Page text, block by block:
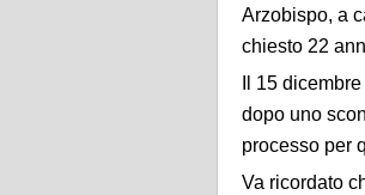
Arzobispo, a
chiesto 22
Il 15
dopo uno
processo per
Va ricordato